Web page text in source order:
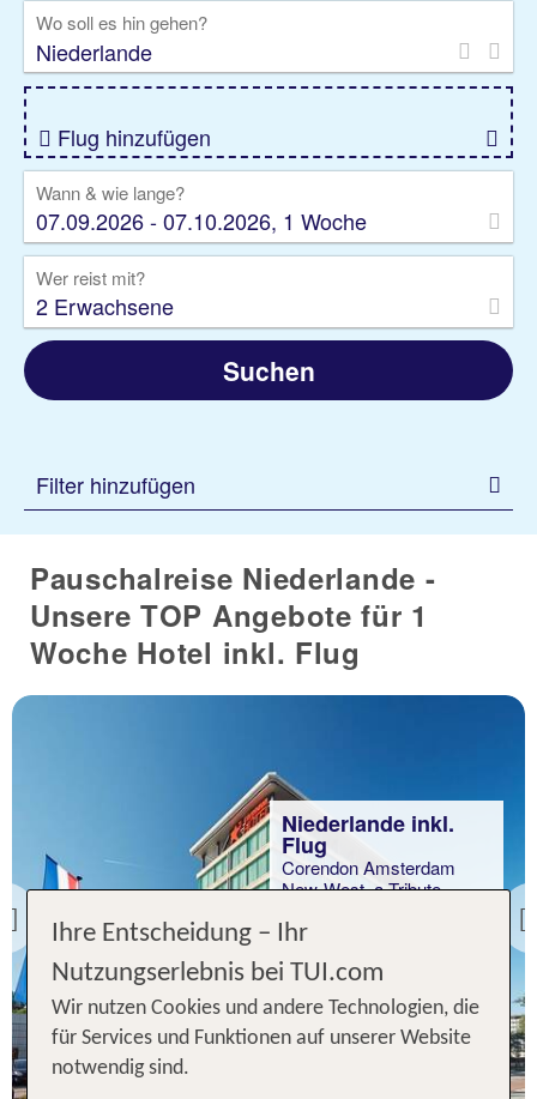
Kreuzfahrten
Rundreisen
Privattransfer
Zusatzleistungen
Wo soll es hin gehen?
Flug hinzufügen
Wann & wie lange?
07.09.2026 - 07.10.2026, 1 Woche
Wer reist mit?
2 Erwachsene
Suchen
Filter hinzufügen
Pauschalreise Niederlande -
Unsere TOP Angebote für 1
Woche Hotel inkl. Flug
Previous
Niederlande inkl.
Flug
Corendon Amsterdam
New-West, a Tribute
88 % Weiterempfehlung
7 Nächte, Ü, XX
Ihre Entscheidung – Ihr
Nutzungserlebnis bei TUI.com
Wir nutzen Cookies und andere Technologien, die
für Services und Funktionen auf unserer Website
notwendig sind.